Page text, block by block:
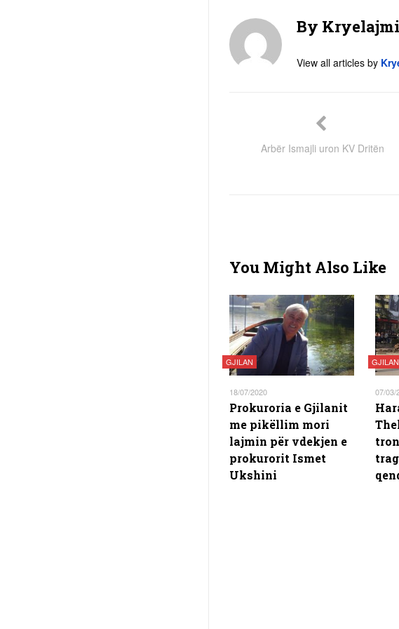
By Kryelajmi
View all articles by
Arbër Ismajli uron KV Dritën
You Might Also Like
GJILAN
18/07/2020
Prokuroria e Gjilanit
me pikëllim mori
lajmin për vdekjen e
prokurorit Ismet
Ukshini
GJILAN
07/03/